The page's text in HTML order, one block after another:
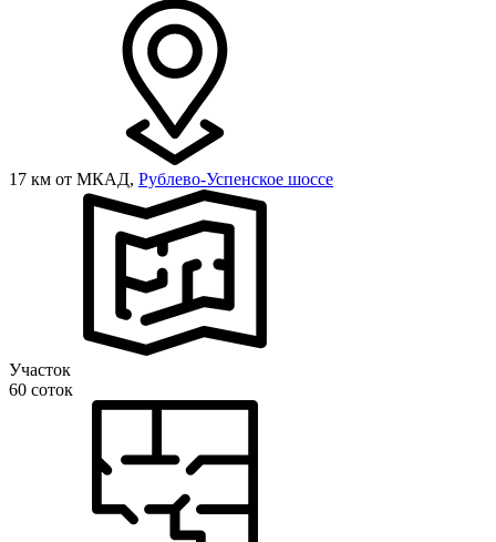
17 км от МКАД, Рублево-Успенское шоссе
Участок
60 соток